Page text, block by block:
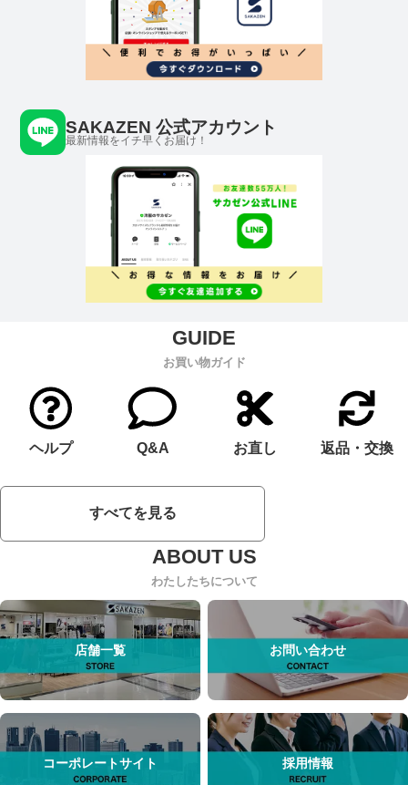
SAKAZEN 公式アカウント
最新情報をイチ早くお届け！
お買い物ガイド
ヘルプ Q&A お直し 返品・交換
すべてを見る
わたしたちについて
店舗一覧 お問い合わせ
コーポレートサイト 採用情報